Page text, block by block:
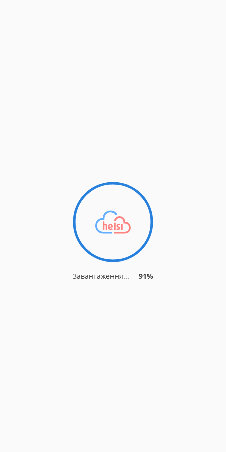
Завантаження... 91%